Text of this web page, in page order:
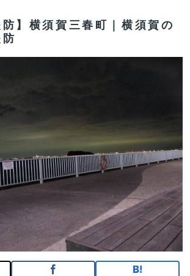
防】横須賀三春町｜横須賀の